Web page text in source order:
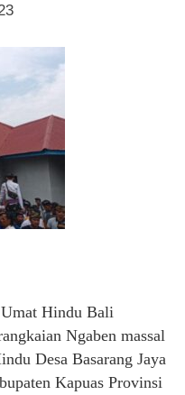
Hindu Bali
Ngaben massal
Desa Basarang Jaya
Kapuas Provinsi